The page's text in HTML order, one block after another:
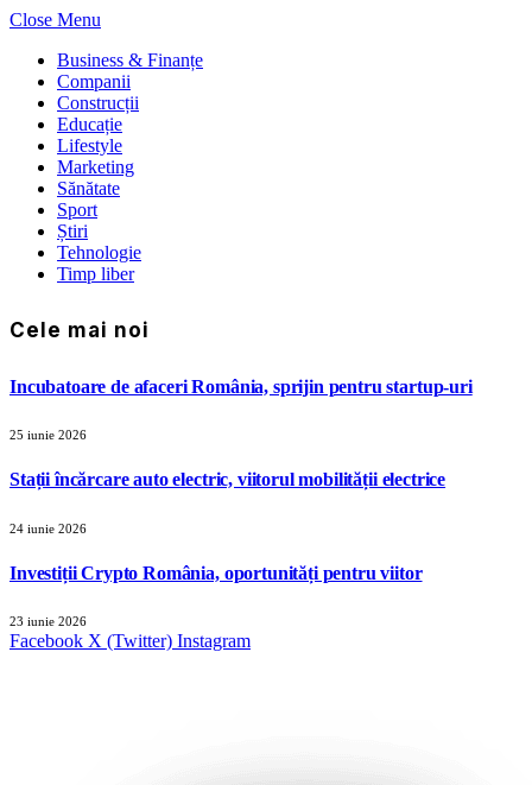
Close Menu
Business & Finanțe
Companii
Construcții
Educație
Lifestyle
Marketing
Sănătate
Sport
Știri
Tehnologie
Timp liber
Cele mai noi
Incubatoare de afaceri România, sprijin pentru startup-uri
25 iunie 2026
Stații încărcare auto electric, viitorul mobilității electrice
24 iunie 2026
Investiții Crypto România, oportunități pentru viitor
23 iunie 2026
Facebook X (Twitter) Instagram